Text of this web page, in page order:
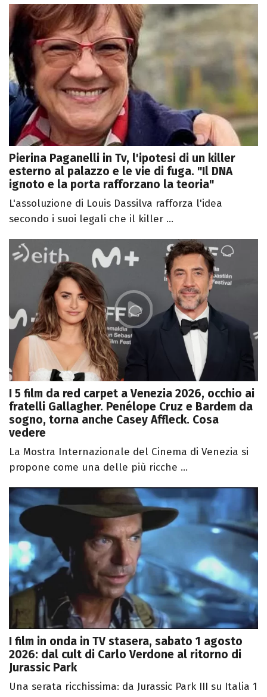
Pierina Paganelli in Tv, l'ipotesi di un killer
esterno al palazzo e le vie di fuga. "Il DNA
ignoto e la porta rafforzano la teoria"
L'assoluzione di Louis Dassilva rafforza l'idea
secondo i suoi legali che il killer ...
I 5 film da red carpet a Venezia 2026, occhio ai
fratelli Gallagher. Penélope Cruz e Bardem da
sogno, torna anche Casey Affleck. Cosa
vedere
La Mostra Internazionale del Cinema di Venezia si
propone come una delle più ricche ...
I film in onda in TV stasera, sabato 1 agosto
2026: dal cult di Carlo Verdone al ritorno di
Jurassic Park
Una serata ricchissima: da Jurassic Park III su Italia 1